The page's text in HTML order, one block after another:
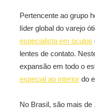
Pertencente ao grupo
líder global do varejo
especialista em óculos
lentes de contato.
expansão em todo o
especial ao interior do
No Brasil, são mais de